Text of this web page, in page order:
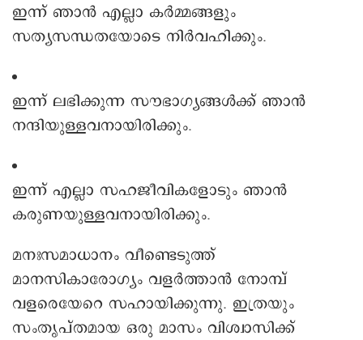
ഇന്ന് ഞാൻ എല്ലാ കർമ്മങ്ങളും
സത്യസന്ധതയോടെ നിർവഹിക്കും.
ഇന്ന് ലഭിക്കുന്ന സൗഭാഗ്യങ്ങൾക്ക് ഞാൻ
നന്ദിയുള്ളവനായിരിക്കും.
ഇന്ന് എല്ലാ സഹജീവികളോടും ഞാൻ
കരുണയുള്ളവനായിരിക്കും.
മനഃസമാധാനം വീണ്ടെടുത്ത്
മാനസികാരോഗ്യം വളർത്താൻ നോമ്പ്
വളരെയേറെ സഹായിക്കുന്നു. ഇത്രയും
സംതൃപ്തമായ ഒരു മാസം വിശ്വാസിക്ക്